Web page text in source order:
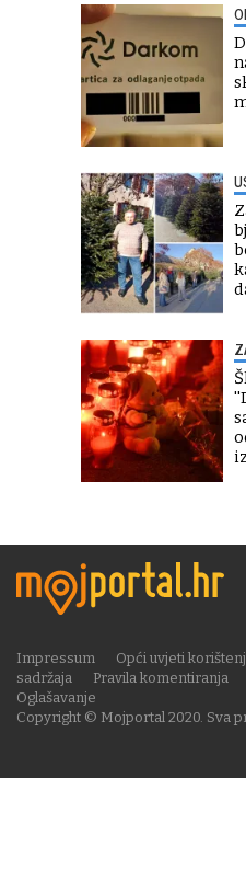
Copyright © Mojportal 2020. Sva
Impressum Opći uvjeti
sadržaja
Pravila komentiranja
Oglašavanje